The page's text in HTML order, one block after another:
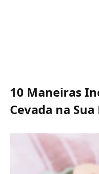
10 Maneiras
Cevada na